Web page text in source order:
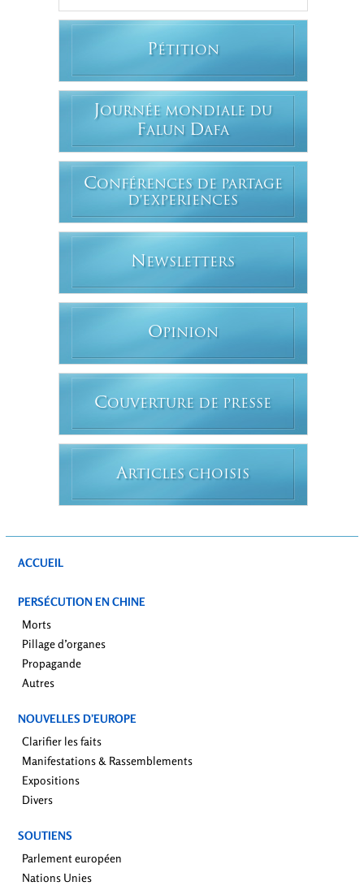
PÉTITION
JOURNÉE MONDIALE DU
FALUN DAFA
CONFÉRENCES DE PARTAGE
D'EXPERIENCES
N EWSLETTERS
OPINION
COUVERTURE DE PRESSE
ARTICLES CHOISIS
ACCUEIL
PERSÉCUTION EN CHINE
Morts
Pillage d’organes
Propagande
Autres
NOUVELLES D’EUROPE
Clarifier les faits
Manifestations & Rassemblements
Expositions
Divers
SOUTIENS
Parlement européen
Nations Unies